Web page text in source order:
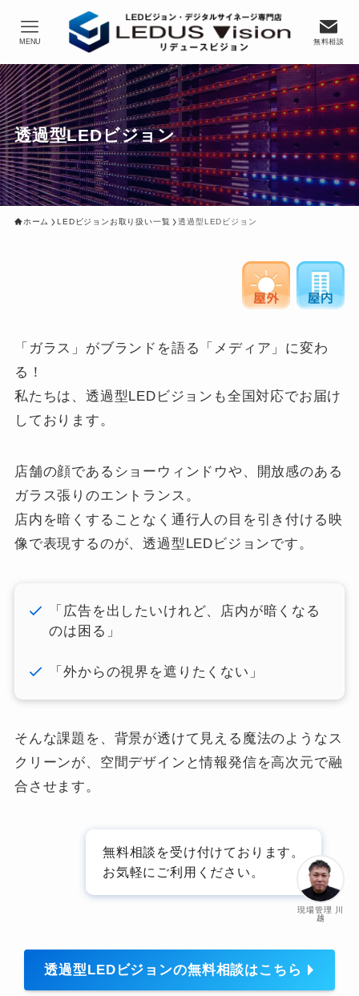
無料相談
MENU
透過型LEDビジョン
ホーム LEDビジョンお取り扱い一覧 透過型LEDビジョン
「ガラス」がブランドを語る「メディア」に変わ
る！
私たちは、透過型LEDビジョンも全国対応でお届け
しております。
店舗の顔であるショーウィンドウや、開放感のある
ガラス張りのエントランス。
店内を暗くすることなく通行人の目を引き付ける映
像で表現するのが、透過型LEDビジョンです。
「広告を出したいけれど、店内が暗くなる
のは困る」
「外からの視界を遮りたくない」
そんな課題を、背景が透けて見える魔法のようなス
クリーンが、空間デザインと情報発信を高次元で融
合させます。
現場管理 川
越
無料相談を受け付けております。
お気軽にご利用ください。
透過型LEDビジョンの無料相談はこちら